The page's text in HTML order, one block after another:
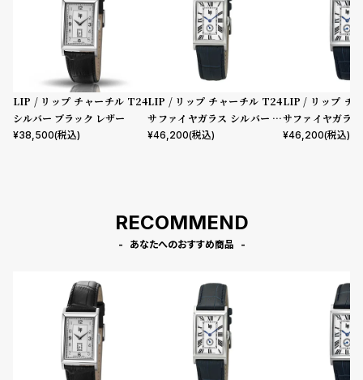
LIP / リップ チャーチル T24
シルバー ブラック レザー
¥38,500(税込)
LIP / リップ チャーチル T24
サファイヤガラス シルバー レ
ザー
¥46,200(税込)
LIP / リップ チ
サファイヤガラ
イビー レザー
¥46,200(税込)
RECOMMEND
あなたへのおすすめ商品